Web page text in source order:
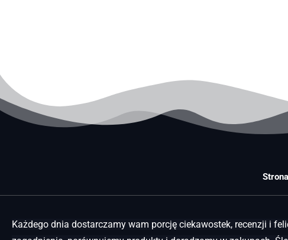
Każdego dnia dostarczamy wam porcję ciekawostek, recenzji i